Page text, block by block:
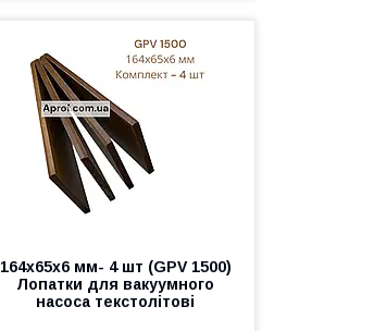
164х65х6 мм- 4 шт (GPV 1500)
Лопатки для вакуумного
насоса текстолітові